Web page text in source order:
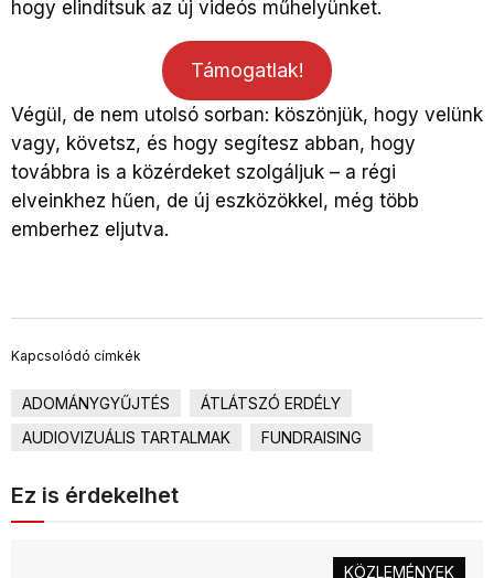
hogy elindítsuk az új videós műhelyünket.
Támogatlak!
Végül, de nem utolsó sorban: köszönjük, hogy velünk
vagy, követsz, és hogy segítesz abban, hogy
továbbra is a közérdeket szolgáljuk – a régi
elveinkhez hűen, de új eszközökkel, még több
emberhez eljutva.
Kapcsolódó címkék
ADOMÁNYGYŰJTÉS
ÁTLÁTSZÓ ERDÉLY
AUDIOVIZUÁLIS TARTALMAK
FUNDRAISING
Ez is érdekelhet
KÖZLEMÉNYEK